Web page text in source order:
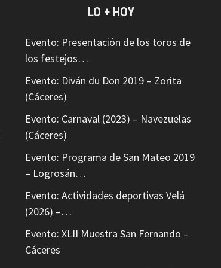
LO + HOY
Evento: Presentación de los toros de
los festejos…
Evento: Diván du Don 2019 – Zorita
(Cáceres)
Evento: Carnaval (2023) – Navezuelas
(Cáceres)
Evento: Programa de San Mateo 2019
– Logrosán…
Evento: Actividades deportivas Velá
(2026) –…
Evento: XLII Muestra San Fernando –
Cáceres